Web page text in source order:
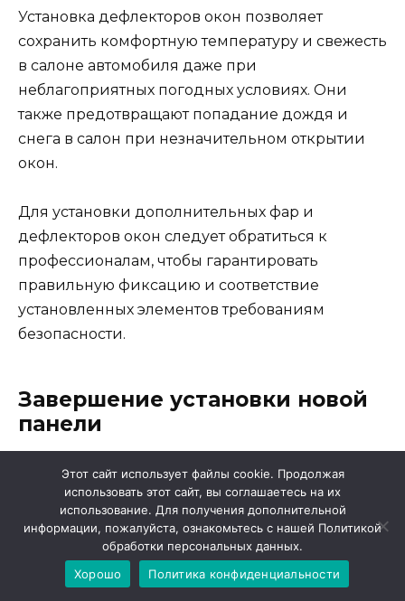
Установка дефлекторов окон позволяет
сохранить комфортную температуру и свежесть
в салоне автомобиля даже при
неблагоприятных погодных условиях. Они
также предотвращают попадание дождя и
снега в салон при незначительном открытии
окон.
Для установки дополнительных фар и
дефлекторов окон следует обратиться к
профессионалам, чтобы гарантировать
правильную фиксацию и соответствие
установленных элементов требованиям
безопасности.
Завершение установки новой
панели
После того, как вы успешно установили новую
панель на свою Ниву 2121, осталось лишь
завершить процесс установки. В этом разделе
рассмотрим последние шаги и рекомендации,
которые помогут вам закончить эту задачу.
Этот сайт использует файлы cookie. Продолжая
использовать этот сайт, вы соглашаетесь на их
использование. Для получения дополнительной
информации, пожалуйста, ознакомьтесь с нашей Политикой
обработки персональных данных.
Хорошо
Политика конфиденциальности